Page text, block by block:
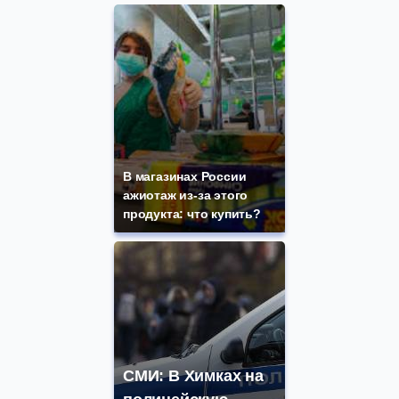
В магазинах России
ажиотаж из-за этого
продукта: что купить?
СМИ: В Химках на